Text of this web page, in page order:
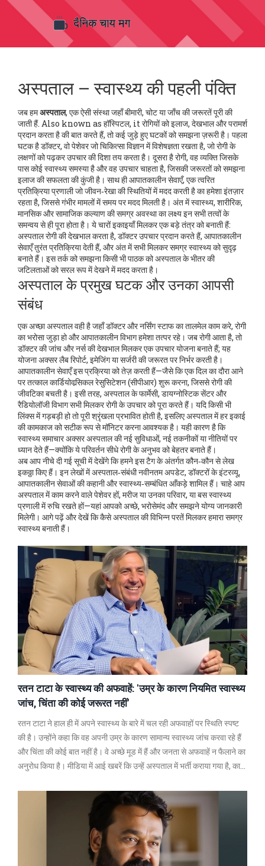
अस्पताल – स्वास्थ्य की पहली पंक्ति
जब हमअस्पताल, एक ऐसी संस्था जहाँ बीमारी, चोट या जाँच की जरूरतें पूरी की
जाती हैं. Also known as हॉस्पिटल, itरोगियों को इलाज, देखभाल और परामर्श
प्रदान करता हैकी बात करते हैं, तो कई जुड़े हुए घटकों को समझना ज़रूरी है। पहला
घटक हैडॉक्टर, वो पेशेवर जो चिकित्सा विज्ञान में विशेषज्ञता रखता है, जो रोगी के
लक्षणों को पढ़कर उपचार की दिशा तय करता है। दूसरा हैरोगी, वह व्यक्ति जिसके
पास कोई स्वास्थ्य समस्या है और वह उपचार चाहता है, जिसकी जरूरतों को समझना
इलाज की सफलता की कुंजी है। साथ हीआपातकालीन सेवाएँ, एक त्वरित
प्रतिक्रिया प्रणाली जो जीवन‑रेखा की स्थितियों में मदद करती हैका हमेशा इंतज़ार
रहता है, जिससे गंभीर मामलों में समय पर मदद मिलती है। अंत मेंस्वास्थ्य, शारीरिक,
मानसिक और सामाजिक कल्याण की समग्र अवस्थाका लक्ष्य इन सभी तत्वों के
समन्वय से ही पूरा होता है। ये चारों इकाइयाँ मिलकर एक बड़े तंत्र को बनाती हैं:
अस्पताल रोगी की देखभाल करता है, डॉक्टर उपचार प्रदान करते हैं, आपातकालीन
सेवाएँ तुरंत प्रतिक्रिया देती हैं, और अंत में सभी मिलकर समग्र स्वास्थ्य को सुदृढ़
बनाते हैं। इस तर्क को समझना किसी भी पाठक को अस्पताल के भीतर की
जटिलताओं को सरल रूप में देखने में मदद करता है।
अस्पताल के प्रमुख घटक और उनका आपसी
संबंध
एक अच्छा अस्पताल वही है जहाँ डॉक्टर और नर्सिंग स्टाफ का तालमेल काम करे, रोगी
का भरोसा जुड़ा हो और आपातकालीन विभाग हमेशा तत्पर रहे। जब रोगी आता है, तो
डॉक्टर की जांच और नर्स की देखभाल मिलकर एक उपचार योजना बनाते हैं; यह
योजना अक्सर लैब रिपोर्ट, इमेजिंग या सर्जरी की जरूरत पर निर्भर करती है।
आपातकालीन सेवाएँ इस प्रक्रिया को तेज़ करती हैं—जैसे कि एक दिल का दौरा आने
पर तत्काल कार्डियोवर्‍सिकल रेसुसिटेशन (सीपीआर) शुरू करना, जिससे रोगी की
जीवटिका बचती है। इसी तरह, अस्पताल के फार्मेसी, डायग्नोस्टिक सेंटर और
रैडियोलॉजी विभाग सभी मिलकर रोगी के उपचार को पूरा करते हैं। यदि किसी भी
लिंक्स में गड़बड़ी हो तो पूरी श्रृंखला प्रभावित होती है, इसलिए अस्पताल में हर इकाई
की कामकाज को सटीक रूप से मॉनिटर करना आवश्यक है। यही कारण है कि
स्वास्थ्य समाचार अक्सर अस्पताल की नई सुविधाओं, नई तकनीकों या नीतियों पर
ध्यान देते हैं—क्योंकि ये परिवर्तन सीधे रोगी के अनुभव को बेहतर बनाते हैं।
अब आप नीचे दी गई सूची में देखेंगे कि हमने इस टैग के अंतर्गत कौन‑कौन से लेख
इकठ्ठा किए हैं। इन लेखों में अस्पताल‑संबंधी नवीनतम अपडेट, डॉक्टरों के इंटरव्यू,
आपातकालीन सेवाओं की कहानी और स्वास्थ्य‑सम्बंधित आँकड़े शामिल हैं। चाहे आप
अस्पताल में काम करने वाले पेशेवर हों, मरीज या उनका परिवार, या बस स्वास्थ्य
प्रणाली में रुचि रखते हों—यहां आपको अच्छे, भरोसेमंद और समझने योग्य जानकारी
मिलेगी। आगे पढ़ें और देखें कि कैसे अस्पताल की विभिन्न परतें मिलकर हमारा समग्र
स्वास्थ्य बनाती हैं।
रतन टाटा के स्वास्थ्य की अफवाहें: 'उम्र के कारण नियमित स्वास्थ्य
जांच, चिंता की कोई जरूरत नहीं'
रतन टाटा ने हाल ही में अपने स्वास्थ्य के बारे में चल रही अफवाहों पर स्थिति स्पष्ट
की है। उन्होंने कहा कि वह अपनी उम्र के कारण सामान्य स्वास्थ्य जांच करवा रहे हैं
और चिंता की कोई बात नहीं है। वे अच्छे मूड में हैं और जनता से अफवाहें न फैलाने का
अनुरोध किया है। मीडिया में आई खबरें कि उन्हें अस्पताल में भर्ती कराया गया है, का